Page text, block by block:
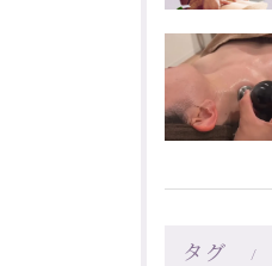
タグ